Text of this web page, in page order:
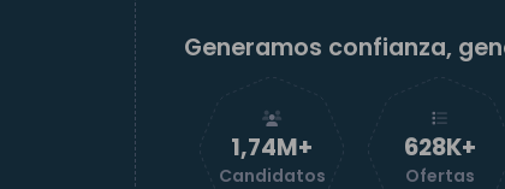
Generamos confianza,
1,74M+
Candidatos
629K+
Ofertas